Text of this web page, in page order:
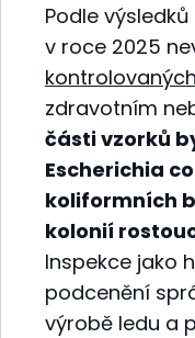
Podle
v roce 2025
zdravotním
části vzorků
Escherichia
koliformních
kolonií
Inspekce jako
podcenění
výrobě ledu a